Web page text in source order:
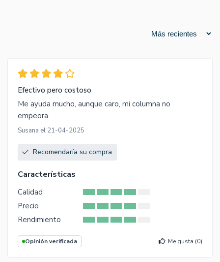
Efectivo pero costoso
Me ayuda mucho, aunque caro, mi columna no
empeora.
Susana el 21-04-2025
Recomendaría su compra
Características
Calidad
Precio
Rendimiento
Opinión verificada Me gusta (0)